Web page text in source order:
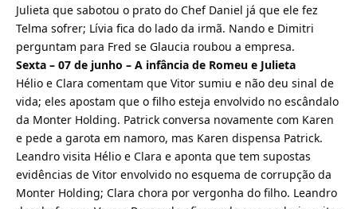
Julieta que sabotou o prato do Chef Daniel já que ele fez
Telma sofrer; Lívia fica do lado da irmã. Nando e Dimitri
perguntam para Fred se Glaucia roubou a empresa.
Sexta – 07 de junho – A infância de Romeu e Julieta
Hélio e Clara comentam que Vitor sumiu e não deu sinal de
vida; eles apostam que o filho esteja envolvido no escândalo
da Monter Holding. Patrick conversa novamente com Karen
e pede a garota em namoro, mas Karen dispensa Patrick.
Leandro visita Hélio e Clara e aponta que tem supostas
evidências de Vitor envolvido no esquema de corrupção da
Monter Holding; Clara chora por vergonha do filho. Leandro